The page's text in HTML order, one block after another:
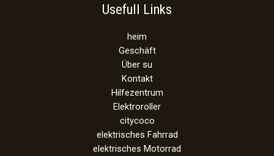
Usefull Links
heim
Geschäft
Über su
Kontakt
Hilfezentrum
Elektroroller
citycoco
elektrisches Fahrrad
elektrisches Motorrad